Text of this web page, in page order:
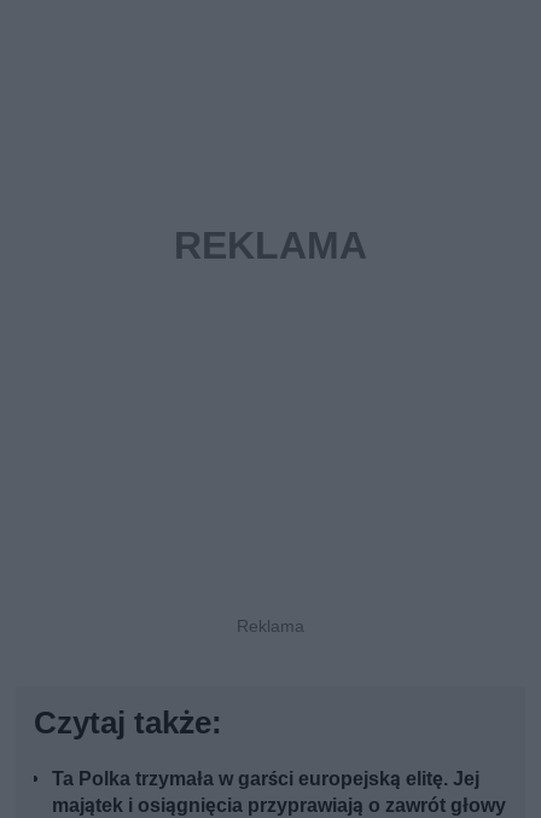
Czytaj także:
Ta Polka trzymała w garści europejską elitę. Jej
majątek i osiągnięcia przyprawiają o zawrót głowy